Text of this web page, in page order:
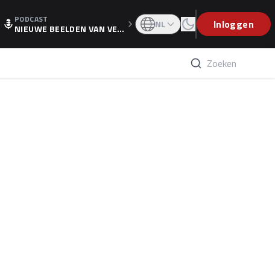
PODCAST
NIEUWE BEELDEN VAN VER
WEET IS ER NU GETEKEND'
NL Inloggen